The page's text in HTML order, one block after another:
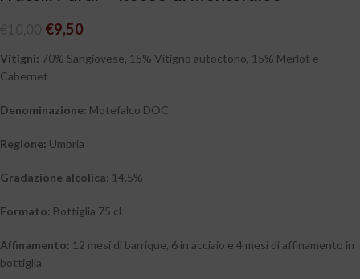
€9,50
Vitigni: 70% Sangiovese, 15% Vitigno autoctono, 15% Merlot e
Cabernet
Denominazione: Motefalco DOC
Regione: Umbria
Gradazione alcolica: 14.5%
Formato: Bottiglia 75 cl
Affinamento: 12 mesi di barrique, 6 in acciaio e 4 mesi di affinamento in
bottiglia